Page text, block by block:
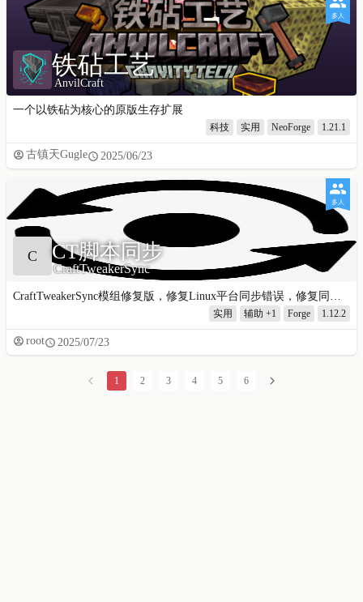
多人
铁砧工艺
AnvilCraft
一个以铁砧为核心的原版生存扩展
科技 实用 NeoForge 1.21.1
古镇天Gugle 2025/06/23
多人
C CT脚本同步
CraftTweakerSync
CraftTweakerSync模组修复版，修复Linux平台同步错误，修复同步后文件编码错误。
实用 辅助 +1 Forge 1.12.2
root 2025/07/23
1 2 3 4 5 6